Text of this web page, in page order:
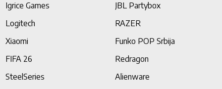
Igrice Games
JBL Partybox
Logitech
RAZER
Xiaomi
Funko POP Srbija
FIFA 26
Redragon
SteelSeries
Alienware